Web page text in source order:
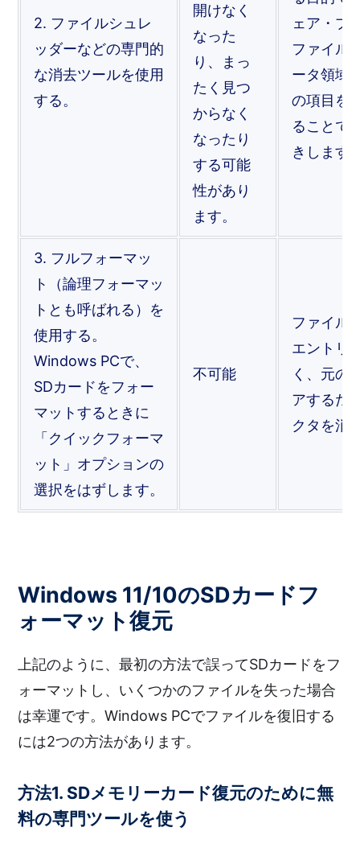
2. ファイルシュレ
ッダーなどの専門的
な消去ツールを使用
する。
開けなく
なった
り、まっ
たく見つ
からなく
なったり
する可能
性があり
ます。
ェア・プ
ファイル
ータ領域
の項目を
ることで
きします
3. フルフォーマッ
ト（論理フォーマッ
トとも呼ばれる）を
使用する。
Windows PCで、
SDカードをフォー
マットするときに
「クイックフォーマ
ット」オプションの
選択をはずします。
不可能
ファイル
エントリ
く、元の
アするた
クタを消
Windows 11/10のSDカードフ
ォーマット復元
上記のように、最初の方法で誤ってSDカードをフ
ォーマットし、いくつかのファイルを失った場合
は幸運です。Windows PCでファイルを復旧する
には2つの方法があります。
方法1. SDメモリーカード復元のために無
料の専門ツールを使う